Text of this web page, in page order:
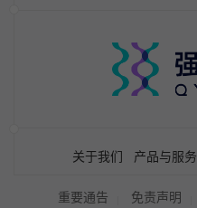
关于我们 产品与服务
重要通告 免责声明